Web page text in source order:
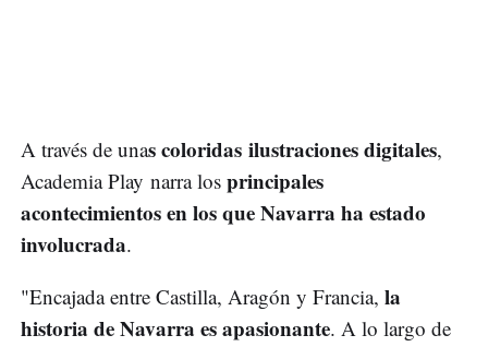
A través de unas coloridas ilustraciones digitales,
Academia Play narra los principales
acontecimientos en los que Navarra ha estado
involucrada.
"Encajada entre Castilla, Aragón y Francia, la
historia de Navarra es apasionante. A lo largo de